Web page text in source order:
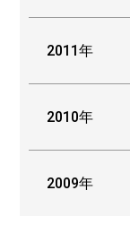
2011年
2010年
2009年